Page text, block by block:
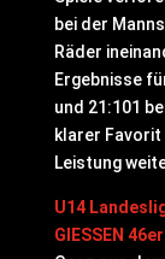
bei der
Räder
Ergebnisse
und 21:101
klarer
Leistung
U14
GIESSEN